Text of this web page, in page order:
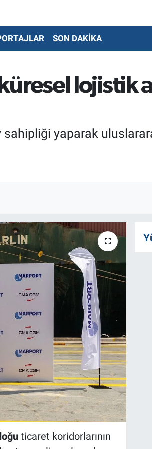
SON DAKİKA
lojistik
yaparak
ticaret koridorlarının